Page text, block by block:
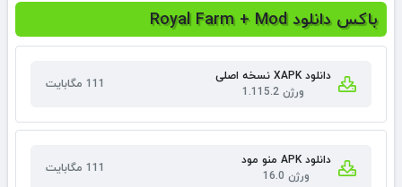
باکس دانلود Royal Farm + Mod
دانلود XAPK نسخه اصلی
ورژن 1.115.2
111 مگابایت
دانلود APK منو مود
ورژن 16.0
111 مگابایت